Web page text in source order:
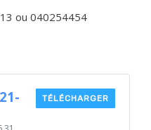
ou 040254454
TÉLÉCHARGER